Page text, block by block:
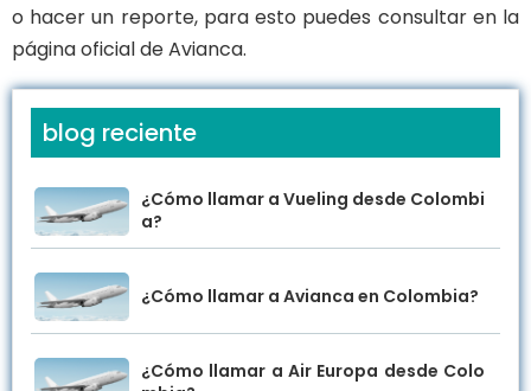
o hacer un reporte, para esto puedes consultar en la
página oficial de Avianca.
blog reciente
¿Cómo llamar a Vueling desde Colombi
a?
¿Cómo llamar a Avianca en Colombia?
¿Cómo llamar a Air Europa desde Colo